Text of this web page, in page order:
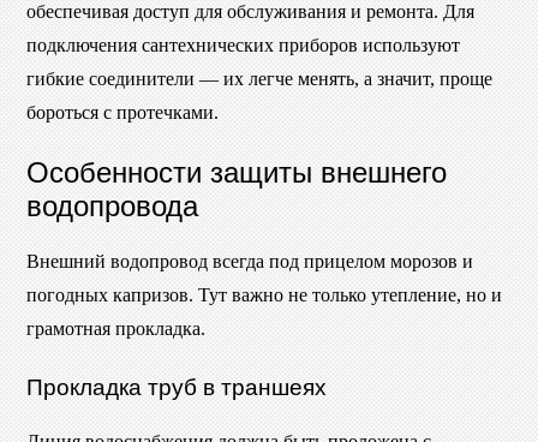
обеспечивая доступ для обслуживания и ремонта. Для
подключения сантехнических приборов используют
гибкие соединители — их легче менять, а значит, проще
бороться с протечками.
Особенности защиты внешнего
водопровода
Внешний водопровод всегда под прицелом морозов и
погодных капризов. Тут важно не только утепление, но и
грамотная прокладка.
Прокладка труб в траншеях